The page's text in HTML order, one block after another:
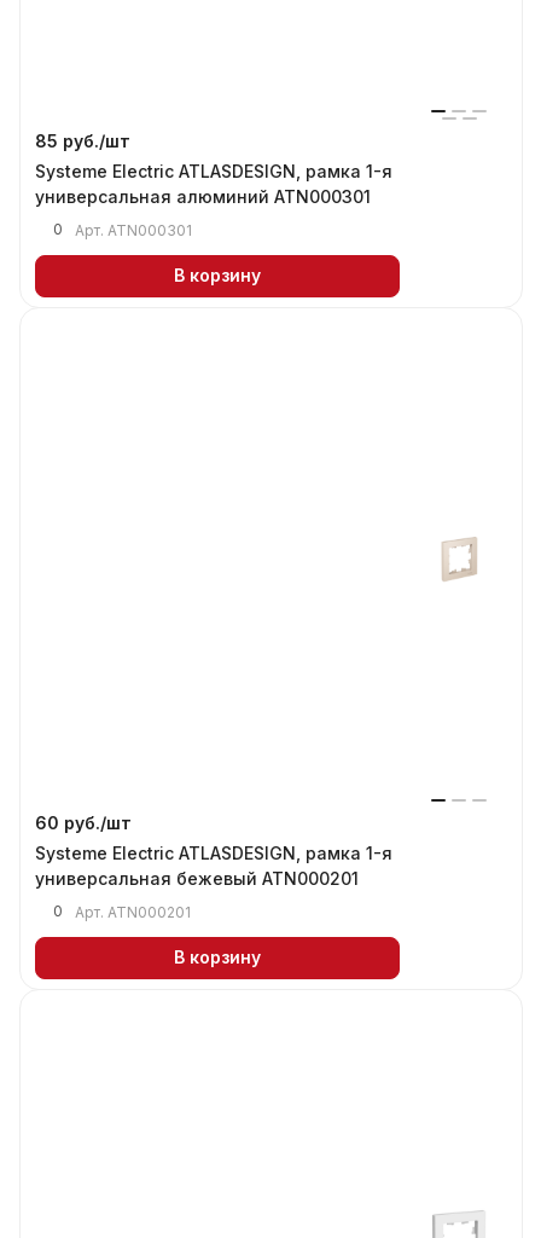
85 руб./шт
Systeme Electric ATLASDESIGN, рамка 1-я
универсальная алюминий ATN000301
0 Арт. ATN000301
В корзину
60 руб./шт
Systeme Electric ATLASDESIGN, рамка 1-я
универсальная бежевый ATN000201
0 Арт. ATN000201
В корзину